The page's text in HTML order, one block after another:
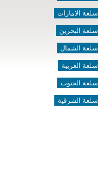
سلعة الامارات
سلعة البحرين
سلعة الشمال
سلعة الغربية
سلعة الجنوب
سلعة الشرقية